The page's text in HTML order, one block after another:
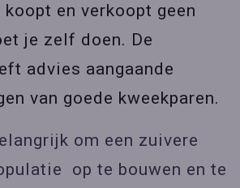
koopt en verkoopt geen
je zelf doen. De
advies aangaande
van goede kweekparen.
om een zuivere
op te bouwen en te